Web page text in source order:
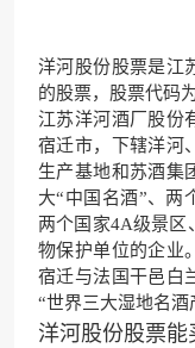
洋河股份股票是江
的股票，股票代码
江苏洋河酒厂股
宿迁市，下辖洋河
生产基地和苏酒集
大“中国名酒”、两
两个国家4A级景区
物保护单位的企业
宿迁与法国干邑白
“世界三大湿地名酒
洋河股份股票能